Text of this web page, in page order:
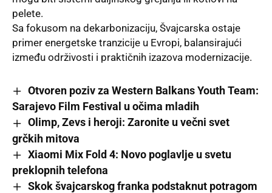
pelete.
Sa fokusom na dekarbonizaciju, Švajcarska ostaje
primer energetske tranzicije u Evropi, balansirajući
između održivosti i praktičnih izazova modernizacije.
Otvoren poziv za Western Balkans Youth Team:
Sarajevo Film Festival u očima mladih
Olimp, Zevs i heroji: Zaronite u večni svet
grčkih mitova
Xiaomi Mix Fold 4: Novo poglavlje u svetu
preklopnih telefona
Skok švajcarskog franka podstaknut potragom